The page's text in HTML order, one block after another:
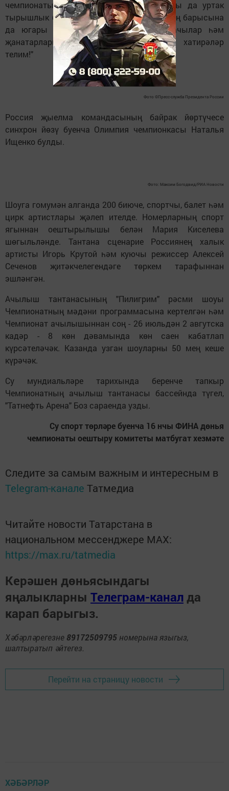
чемпионаты уңышлы узсын өчен барысы да уртак
тырышлык белән эшләнде. Спортчыларның барысына
да югары үрләргә ирешүләрен, тамашачылар һәм
җанатарларга матур һәм онытылмас хатирәләр
телим!"
Фото ©Пресс-служба Президента России
Россия җыелма командасының байрак йөртүчесе
синхрон йөзү буенча Олимпия чемпионкасы Наталья
Ищенко булды.
Фото: Максим Богодвид/РИА Новости
Шоуга гомумән алганда 200 биюче, спортчы, балет һәм
цирк артистлары җәлеп ителде. Номерларның спорт
ягыннан оештырылышы белән Мария Киселева
шөгыльләнде. Тантана сценарие Россиянең халык
артисты Игорь Крутой һәм куючы режиссер Алексей
Сеченов җитәкчелегендәге төркем тарафыннан
эшләнгән.
Ачылыш тантанасының "Пилигрим" рәсми шоуы
Чемпионатның мәдәни программасына кертелгән һәм
Чемпионат ачылышыннан соң - 26 июльдән 2 авгутска
кадәр - 8 көн дәвамында көн саен кабатлап
күрсәтеләчәк. Казанда узган шоуларны 50 мең кеше
күрәчәк.
Су мундиальләре тарихында беренче тапкыр
Чемпионатның ачылыш тантанасы бассейнда түгел,
"Татнефть Арена" Боз сараенда узды.
Су спорт төрләре буенча 16 нчы ФИНА дөнья
чемпионаты оештыру комитеты матбугат хезмәте
Следите за самым важным и интересным в
Telegram-канале Татмедиа
Читайте новости Татарстана в
национальном мессенджере MАХ:
https://max.ru/tatmedia
Керәшен дөньясындагы
яңалыкларны Телеграм-канал да
карап барыгыз.
Хәбәрләрегезне 89172509795 номерына языгыз,
шалтыратып әйтегез.
Перейти на страницу новости
ХӘБӘРЛӘР